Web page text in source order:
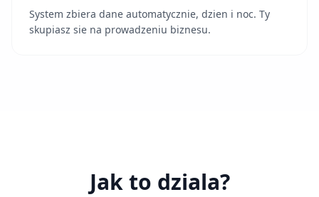
System zbiera dane automatycznie, dzien i noc. Ty
skupiasz sie na prowadzeniu biznesu.
Jak to dziala?